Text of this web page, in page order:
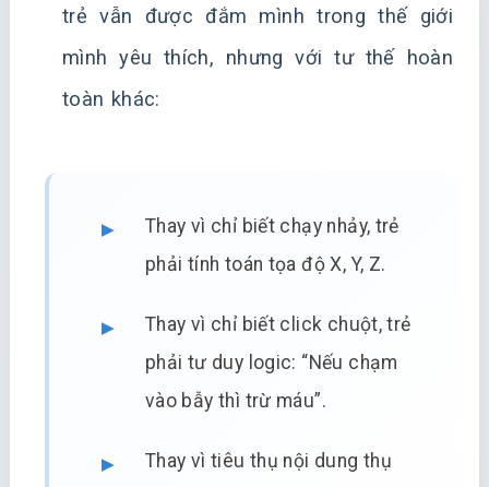
trẻ vẫn được đắm mình trong thế giới
mình yêu thích, nhưng với tư thế hoàn
toàn khác:
Thay vì chỉ biết chạy nhảy, trẻ
phải tính toán tọa độ X, Y, Z.
Thay vì chỉ biết click chuột, trẻ
phải tư duy logic: “Nếu chạm
vào bẫy thì trừ máu”.
Thay vì tiêu thụ nội dung thụ